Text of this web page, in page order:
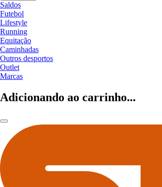
Saldos
Futebol
Lifestyle
Running
Equitação
Caminhadas
Outros desportos
Outlet
Marcas
Adicionando ao carrinho...